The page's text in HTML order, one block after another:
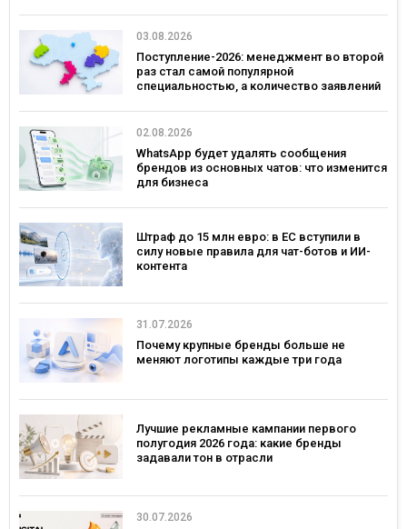
03.08.2026
Поступление-2026: менеджмент во второй
раз стал самой популярной
специальностью, а количество заявлений
02.08.2026
WhatsApp будет удалять сообщения
брендов из основных чатов: что изменится
для бизнеса
Штраф до 15 млн евро: в ЕС вступили в
силу новые правила для чат-ботов и ИИ-
контента
31.07.2026
Почему крупные бренды больше не
меняют логотипы каждые три года
Лучшие рекламные кампании первого
полугодия 2026 года: какие бренды
задавали тон в отрасли
30.07.2026